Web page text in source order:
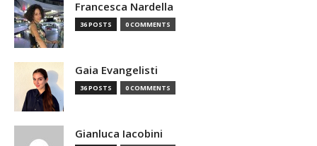
Francesca Nardella
36 POSTS 0 COMMENTS
Gaia Evangelisti
36 POSTS 0 COMMENTS
Gianluca Iacobini